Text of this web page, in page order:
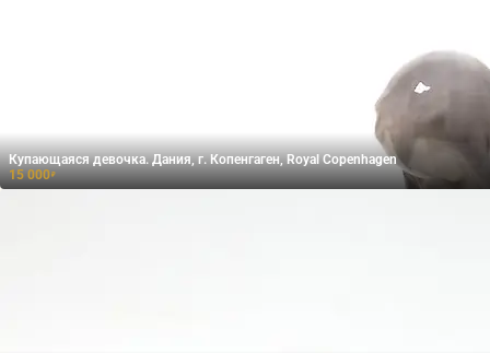
Купающаяся девочка. Дания, г. Копенгаген, Royal Copenhagen
15 000₽